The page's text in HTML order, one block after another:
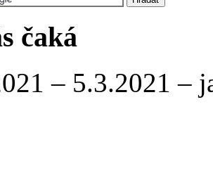
čaká
– 5.3.2021 –